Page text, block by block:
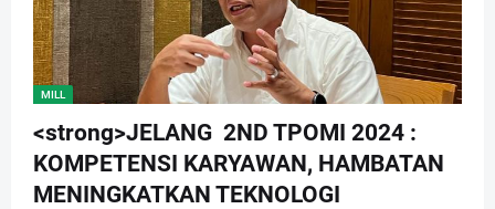
MILL
<strong>JELANG 2ND TPOMI 2024 :
KOMPETENSI KARYAWAN, HAMBATAN
MENINGKATKAN TEKNOLOGI